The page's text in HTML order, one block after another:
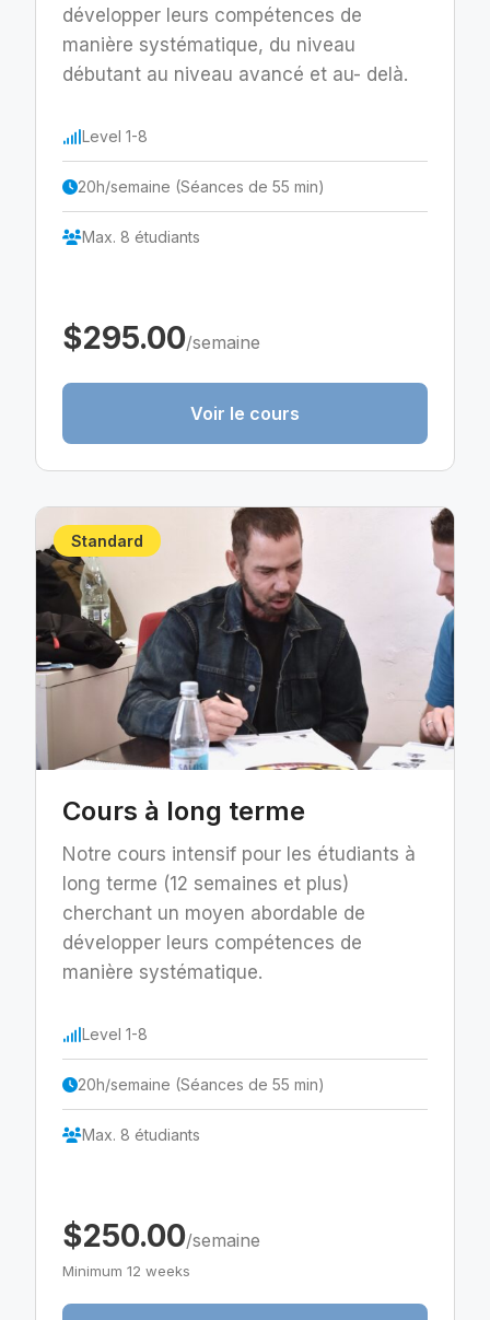
développer leurs compétences de
manière systématique, du niveau
débutant au niveau avancé et au- delà.
Level 1-8
20h/semaine (Séances de 55 min)
Max. 8 étudiants
$295.00/semaine
Voir le cours
Standard
Cours à long terme
Notre cours intensif pour les étudiants à
long terme (12 semaines et plus)
cherchant un moyen abordable de
développer leurs compétences de
manière systématique.
Level 1-8
20h/semaine (Séances de 55 min)
Max. 8 étudiants
$250.00/semaine
Minimum 12 weeks